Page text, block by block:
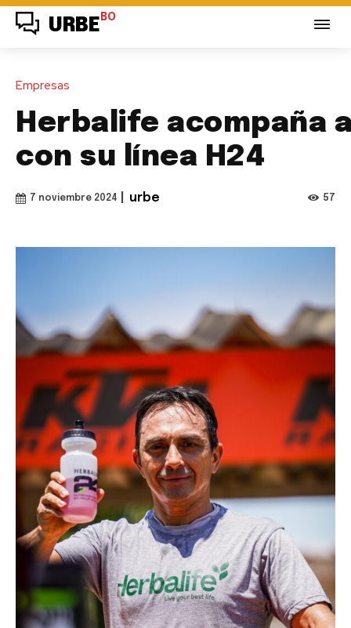
URBE BO
Empresas
Herbalife acompaña
con su línea H24
7 noviembre 2024 urbe 57